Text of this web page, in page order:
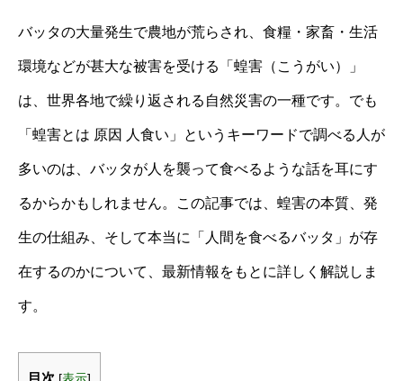
バッタの大量発生で農地が荒らされ、食糧・家畜・生活
環境などが甚大な被害を受ける「蝗害（こうがい）」
は、世界各地で繰り返される自然災害の一種です。でも
「蝗害とは 原因 人食い」というキーワードで調べる人が
多いのは、バッタが人を襲って食べるような話を耳にす
るからかもしれません。この記事では、蝗害の本質、発
生の仕組み、そして本当に「人間を食べるバッタ」が存
在するのかについて、最新情報をもとに詳しく解説しま
す。
目次